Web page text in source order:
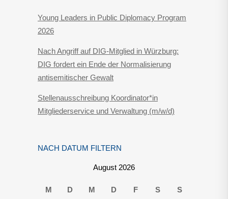
Young Leaders in Public Diplomacy Program
2026
Nach Angriff auf DIG-Mitglied in Würzburg:
DIG fordert ein Ende der Normalisierung
antisemitischer Gewalt
Stellenausschreibung Koordinator*in
Mitgliederservice und Verwaltung (m/w/d)
NACH DATUM FILTERN
August 2026
M D M D F S
S